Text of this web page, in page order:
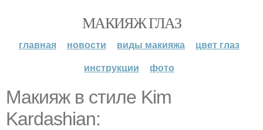
МАКИЯЖ ГЛАЗ
главная новости виды макияжа
цвет глаз
инструкции
фото
Макияж в стиле Kim
Kardashian: